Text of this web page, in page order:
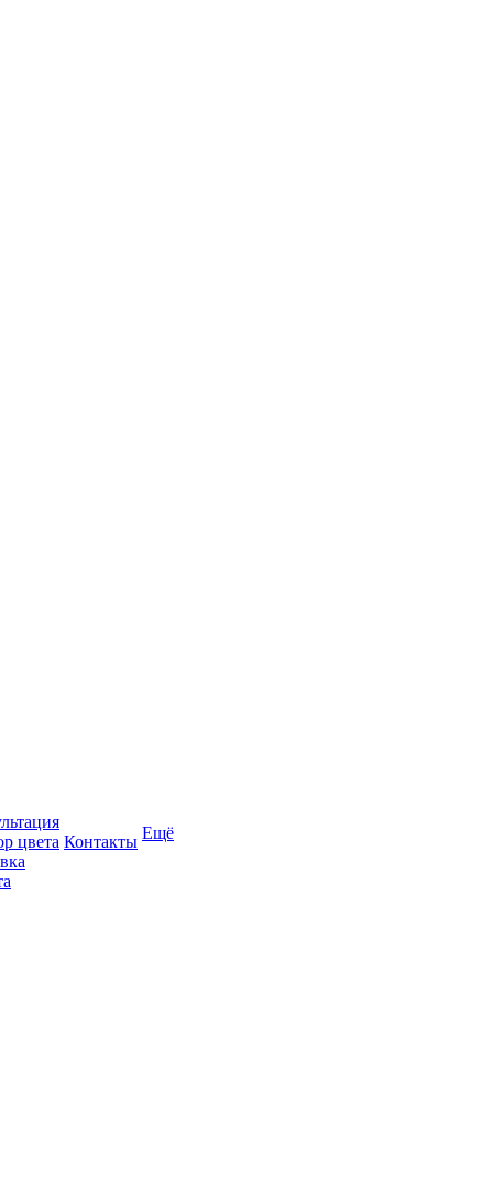
цвета Контакты Ещё